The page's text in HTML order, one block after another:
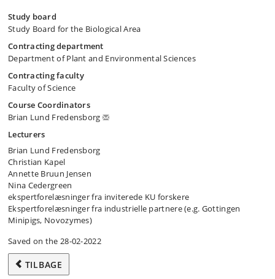
Study board
Study Board for the Biological Area
Contracting department
Department of Plant and Environmental Sciences
Contracting faculty
Faculty of Science
Course Coordinators
Brian Lund Fredensborg
Lecturers
Brian Lund Fredensborg
Christian Kapel
Annette Bruun Jensen
Nina Cedergreen
ekspertforelæsninger fra inviterede KU forskere
Ekspertforelæsninger fra industrielle partnere (e.g. Gottingen
Minipigs, Novozymes)
Saved on the 28-02-2022
TILBAGE